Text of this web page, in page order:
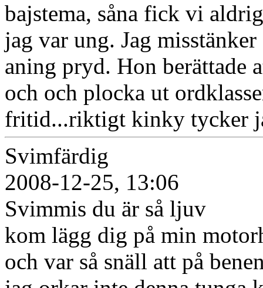
bajstema, såna fick vi
jag var ung. Jag
aning pryd. Hon berättade
och och plocka ut
fritid...riktigt kinky tycker
Svimfärdig
2008-12-25, 13:06
Svimmis du är så ljuv
kom lägg dig på min
och var så snäll att på